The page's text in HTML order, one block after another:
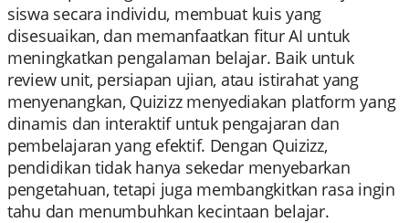
siswa secara individu, membuat kuis yang
disesuaikan, dan memanfaatkan fitur AI untuk
meningkatkan pengalaman belajar. Baik untuk
review unit, persiapan ujian, atau istirahat yang
menyenangkan, Quizizz menyediakan platform yang
dinamis dan interaktif untuk pengajaran dan
pembelajaran yang efektif. Dengan Quizizz,
pendidikan tidak hanya sekedar menyebarkan
pengetahuan, tetapi juga membangkitkan rasa ingin
tahu dan menumbuhkan kecintaan belajar.